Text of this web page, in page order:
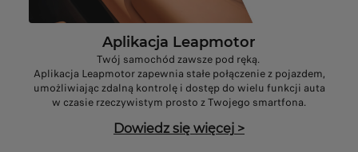
Aplikacja Leapmotor
Twój samochód zawsze pod ręką.
Aplikacja Leapmotor zapewnia stałe połączenie z pojazdem,
umożliwiając zdalną kontrolę i dostęp do wielu funkcji auta
w czasie rzeczywistym prosto z Twojego smartfona.
Dowiedz się więcej >